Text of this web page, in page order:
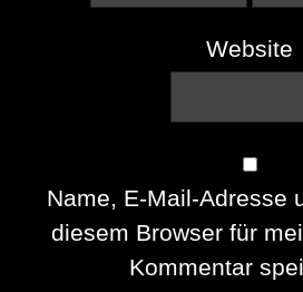
Website
Name, E-Mail-Adresse
diesem Browser für
Kommentar